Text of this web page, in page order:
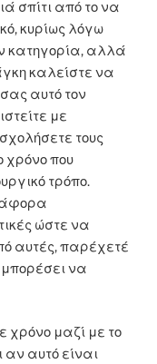
σπίτι από το να
κυρίως λόγω
κατηγορία, αλλά
καλείστε να
αυτό τον
με
τους
χρόνο που
τρόπο.
ώστε να
αυτές, παρέχετέ
να
χρόνο μαζί με το
αυτό είναι